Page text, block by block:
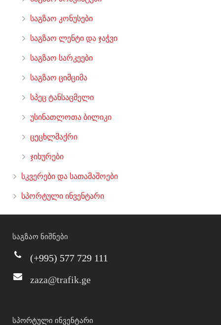
საგზაო კონუსები
საგზაო ლენტი და ჯაჭვი
საგზაო სარკეები
საგზაო ციმციმა
სპეც ტანსაცმელი
უსინათლოთა ბილიკი
ცეცხლმაქრი
ჯიხურები
სკვერები და სათამაშოები
სპორტული ინვენტარი
საგზაო ნიშნები
(+995) 577 729 111
zaza@trafik.ge
სპორტული ინვენტარი